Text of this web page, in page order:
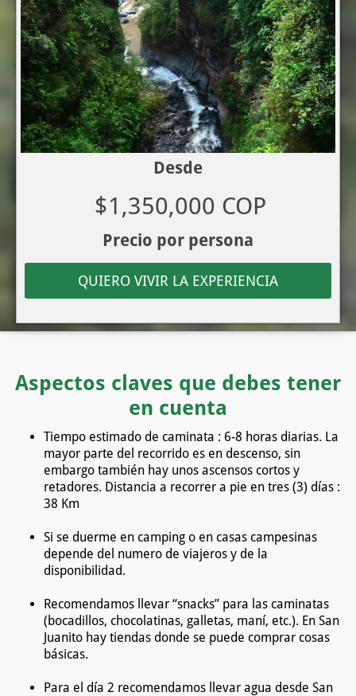
Desde
$1,350,000 COP
Precio por persona
QUIERO VIVIR LA EXPERIENCIA
Aspectos claves que debes tener
en cuenta
Tiempo estimado de caminata : 6-8 horas diarias. La
mayor parte del recorrido es en descenso, sin
embargo también hay unos ascensos cortos y
retadores. Distancia a recorrer a pie en tres (3) días :
38 Km
Si se duerme en camping o en casas campesinas
depende del numero de viajeros y de la
disponibilidad.
Recomendamos llevar “snacks” para las caminatas
(bocadillos, chocolatinas, galletas, maní, etc.). En San
Juanito hay tiendas donde se puede comprar cosas
básicas.
Para el día 2 recomendamos llevar agua desde San